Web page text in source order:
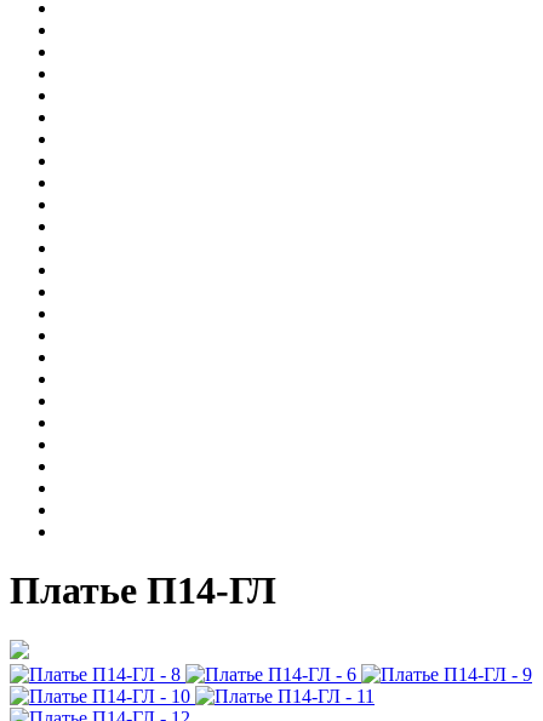
Платье П14-ГЛ